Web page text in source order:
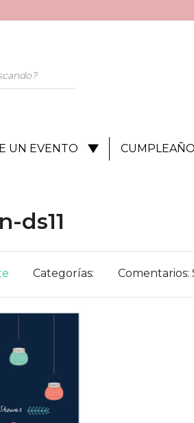
UN EVENTO
ds11
Categorías: Comentarios: